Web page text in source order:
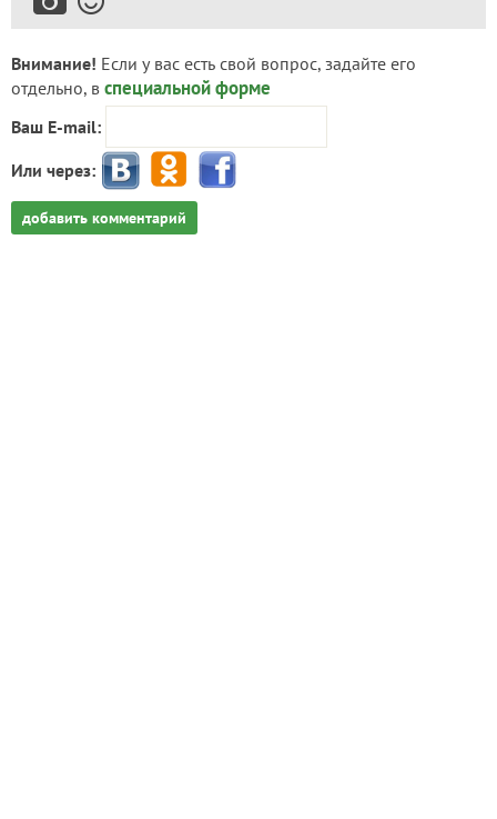
Внимание! Если у вас есть свой вопрос, задайте его
отдельно, в специальной форме
Ваш E-mail:
Или через:
добавить комментарий